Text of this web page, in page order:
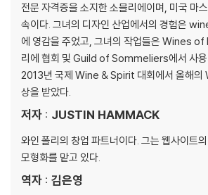
치즈와의 매칭
생물과의 매칭
채소와의 매칭
허브와 향신료와의 매칭
주요 세부 사항
스파클링 와인
까바
람브루스코
전문 자격증을 소지한 소믈리에이며, 미국 마
속이다. 그녀의 디자인 산업에서의 경험은
에 영감을 주었고, 그녀의 작업들은 Wines
리에 협회 및 Guild of Sommeliers에서 사용
2013년 국제 Wine & Spirit 대회에서 올해
상을 받았다.
저자 : JUSTIN HAMMACK
와인 폴리의 창업 파트너이다. 그는 웹사이트
모형화를 맡고 있다.
역자 : 김은영